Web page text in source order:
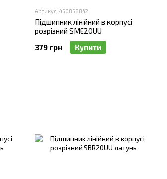
Артикул: 450858862
Підшипник лінійний в корпусі
розрізний SME20UU
379 грн
Купити